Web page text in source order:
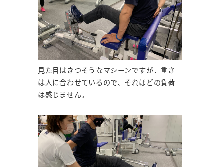
見た目はきつそうなマシーンですが、重さ
は人に合わせているので、それほどの負荷
は感じません。